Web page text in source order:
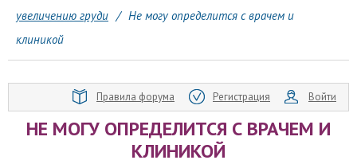
увеличению груди / Не могу определится с врачем и
клиникой
Правила форума Регистрация Войти
НЕ МОГУ ОПРЕДЕЛИТСЯ С ВРАЧЕМ И
КЛИНИКОЙ